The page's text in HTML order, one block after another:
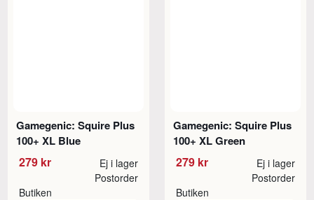
Gamegenic: Squire Plus
100+ XL Blue
279 kr Ej i lager
Butiken
Postorder
Gamegenic: Squire Plus
100+ XL Green
279 kr Ej i lager
Butiken
Postorder